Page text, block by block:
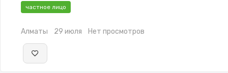
частное лицо
Алматы 29 июля Нет просмотров